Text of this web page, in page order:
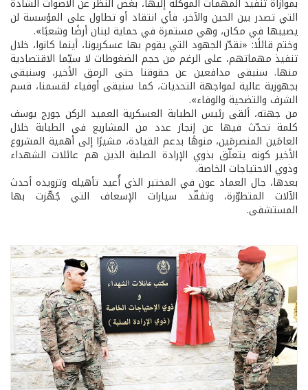
التي تصدر بين الحين والآخر، فأي انتقاد أو تطاول على المؤسسة لن
يصيبها في مكان، وهي مستمرة في حماية لبنان أرضًا وشعبًا».
وختم قائلًا: «نقدّر الجهود التي يقوم بها عسكريونا، أينما كانوا، خلال
تنفيذ مهماتهم، على الرغم من حجم الضغوطات لا سيّما الاقتصادية
منها. سنبقى مدافعين عن حقوقنا حتى الرمق الأخير، وسنبقى
بجهوزية عالية لمواجهة التحديات، كما سنبقى أوفياء لقسمنا، قسم
الشرف والتضحية والوفاء».
من جهته، ألقى رئيس الطبابة العسكرية العميد الركن جورج يوسف
كلمة تحدّث فيها عن إنجاز عدد من المشاريع في الطبابة خلال
العامَين المنصرمَين، منوهًا بدعم القيادة، مشيرًا إلى أهمية المشروع
الأخير كونه يتعلّق بذوي الإرادة الصلبة الذين هم عائلات الشهداء
وذوي الاحتياجات الخاصة.
بعدها، جال العماد عون في المختبر الذي أُعيد تأهيله وتزويده أحدث
الآلات المتطوّرة، وتفقّد سيارات الإسعاف التي جُهّزت بها
المستشفى.